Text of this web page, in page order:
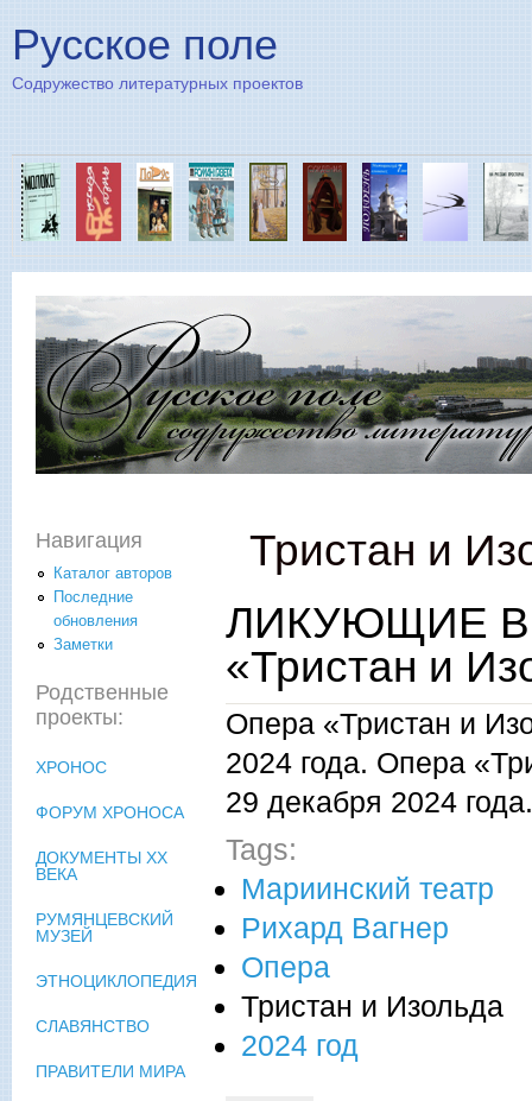
Русское поле
Содружество литературных проектов
Тристан и
ЛИКУЮЩИЕ В
«Тристан и
Опера «Тристан и
2024 года. Опера
29 декабря 2024 года.
Tags:
Мариинский театр
Рихард Вагнер
Опера
Тристан и Изольда
2024 год
Навигация
Каталог авторов
Последние
обновления
Заметки
Родственные
проекты:
ХРОНОС
ФОРУМ ХРОНОСА
ДОКУМЕНТЫ XX
ВЕКА
РУМЯНЦЕВСКИЙ
МУЗЕЙ
ЭТНОЦИКЛОПЕДИЯ
СЛАВЯНСТВО
ПРАВИТЕЛИ МИРА